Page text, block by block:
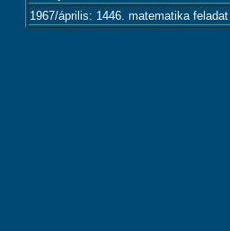
1967/április: 1446. matematika feladat